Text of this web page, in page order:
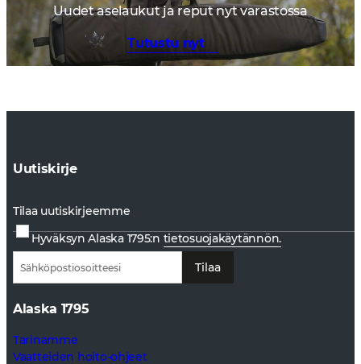
Uudet aselaukut ja reput nyt varastossa
Tutustu nyt
Uutiskirje
Tilaa uutiskirjeemme
Hyväksyn Alaska 1795:n tietosuojakäytännön.
Tilaa
Alaska 1795
Tarinamme
Vaatteiden hoito-ohjeet